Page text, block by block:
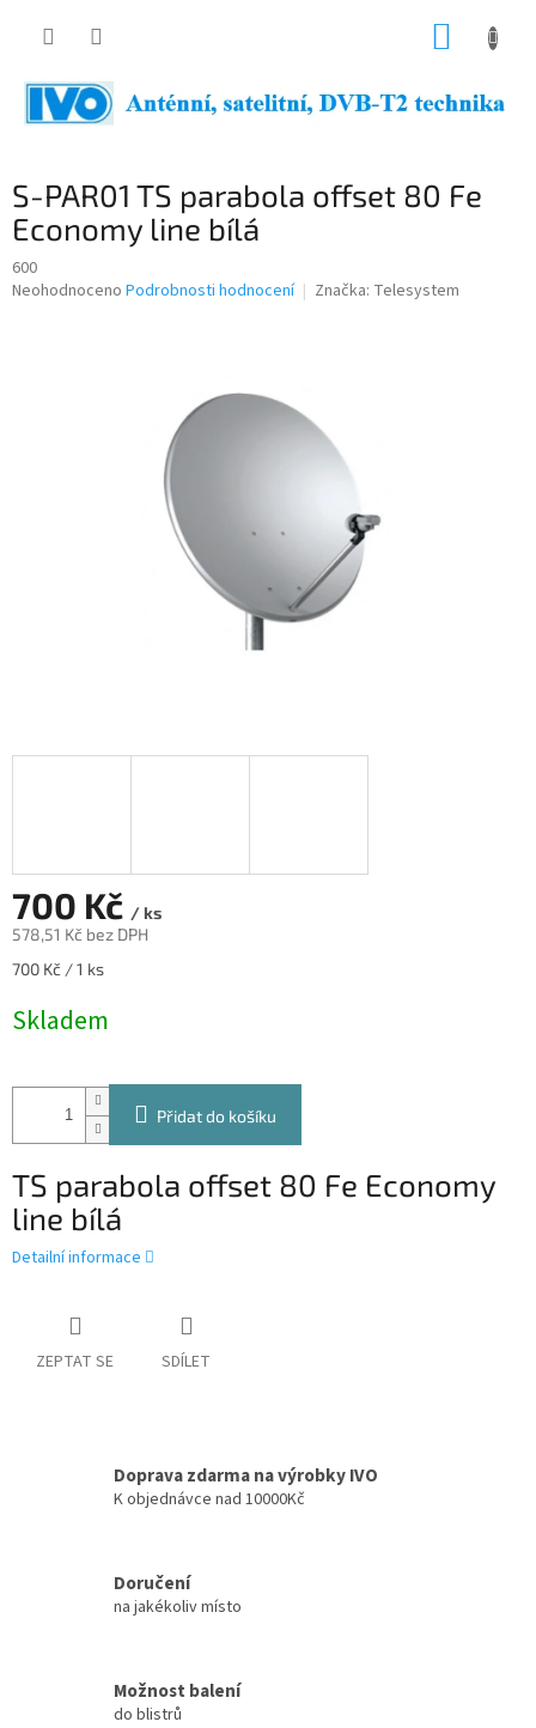
S-PAR01 TS parabola offset 80 Fe
Economy line bílá
600
Průměrné
Neohodnoceno Podrobnosti hodnocení Značka: Telesystem
700 Kč / ks
578,51 Kč bez DPH
Měrná
700 Kč / 1 ks
Skladem
Přidat do košíku
TS parabola offset 80 Fe Economy
line bílá
Detailní informace
ZEPTAT SE SDÍLET
Doprava zdarma na výrobky IVO
K objednávce nad 10000Kč
Doručení
na jakékoliv místo
Možnost balení
do blistrů